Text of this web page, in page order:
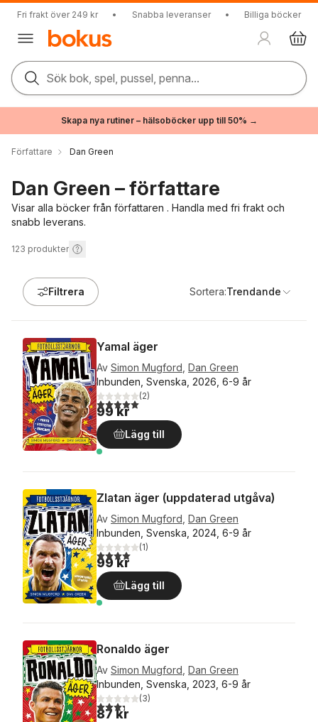
Fri frakt över 249 kr • Snabba leveranser • Billiga böcker
Sök bok, spel, pussel, penna...
Skapa nya rutiner – hälsoböcker upp till 50% →
Författare Dan Green
Dan Green – författare
Visar alla böcker från författaren . Handla med fri frakt och
snabb leverans.
123 produkter
Filtrera Sortera:Trendande
Yamal äger
Av Simon Mugford Dan Green
Inbunden, Svenska, 2026, 6-9 år
5,0utav 5 stjärnor. Totalt antal röster:
(2)
99 kr
Lägg till
Zlatan äger (uppdaterad utgåva)
Av Simon Mugford Dan Green
Inbunden, Svenska, 2024, 6-9 år
4,0utav 5 stjärnor. Totalt antal röster:
(1)
99 kr
Lägg till
Ronaldo äger
Av Simon Mugford Dan Green
Inbunden, Svenska, 2023, 6-9 år
3,3utav 5 stjärnor. Totalt antal röster:
(3)
87 kr